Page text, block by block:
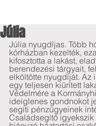
Júlia
Júlia nyugdíjas. Több
kórházban kezelték,
kifosztotta a lakást,
berendezési tárgyait,
elköltötte nyugdíját. Az
egy teljesen kiürített
Védelmére a
ideiglenes gondnokot
segíti pénzügyeinek
Családsegítő igyekszik